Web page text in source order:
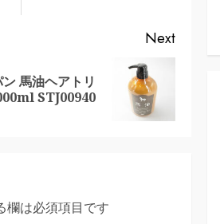
Next
馬油ヘアトリ
STJ00940
欄は必須項目です